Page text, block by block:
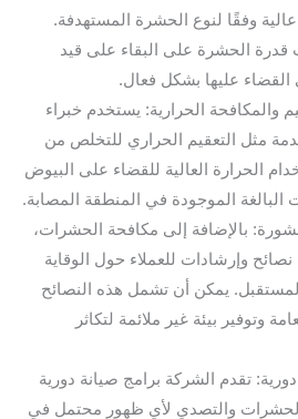
وفقًا لنوع الحشرة المستهدفة.
قدرة الحشرة على البقاء على قيد
القضاء عليها بشكل فعال.
والمكافحة الحرارية: يستخدم خبراء
مثل التعقيم الحراري للتخلص من
الحرارة العالية للقضاء على البيوض
البالغة الموجودة في المنطقة المصابة.
بالإضافة إلى مكافحة الحشرات،
وإرشادات للعملاء حول الوقاية
يمكن أن تشمل هذه النصائح
وتوفير بيئة غير ملائمة لتكاثر
دورية: تقدم الشركة برامج صيانة دورية
والتصدي لأي ظهور محتمل في